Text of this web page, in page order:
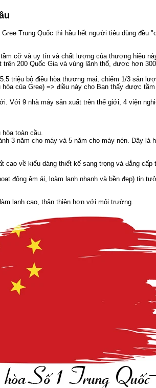
Trung Quốc thì hầu hết người tiêu dùng đều
cỡ và uy tín và chất lượng của thương hiệu
200 Quốc Gia và vùng lãnh thổ, được hơn
triệu bộ điều hòa thương mại, chiếm 1/3 sản
của Gree) => điều này cho Bạn thấy được
Với 9 nhà máy sản xuất trên thế giới, 4 viện
toàn cầu.
3 năm cho máy và 5 năm cho máy nén. Đây là
cao về kiểu dáng thiết kế sang trọng và đẳng
động êm ái, loàm lạnh nhanh và bền đẹp) tin
lạnh cao, thân thiện hơn với môi trường.